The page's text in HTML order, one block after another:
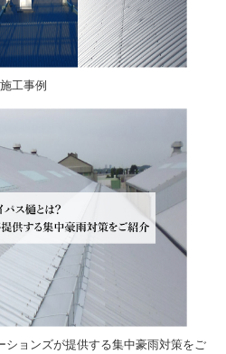
施工事例
ションズが提供する集中豪雨対策をご